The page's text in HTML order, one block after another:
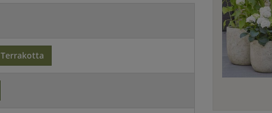
Terrakotta